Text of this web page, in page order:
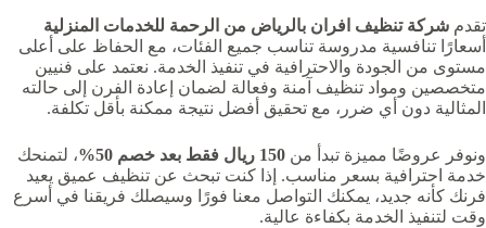
تقدم شركة تنظيف افران بالرياض من الرحمة للخدمات المنزلية
أسعارًا تنافسية مدروسة تناسب جميع الفئات، مع الحفاظ على أعلى
مستوى من الجودة والاحترافية في تنفيذ الخدمة. نعتمد على فنيين
متخصصين ومواد تنظيف آمنة وفعالة لضمان إعادة الفرن إلى حالته
المثالية دون أي ضرر، مع تحقيق أفضل نتيجة ممكنة بأقل تكلفة.
ونوفر عروضًا مميزة تبدأ من 150 ريال فقط بعد خصم 50%
، لتمنحك
خدمة احترافية بسعر مناسب. إذا كنت تبحث عن تنظيف عميق يعيد
فرنك كأنه جديد، يمكنك التواصل معنا فورًا وسيصلك فريقنا في أسرع
وقت لتنفيذ الخدمة بكفاءة عالية.